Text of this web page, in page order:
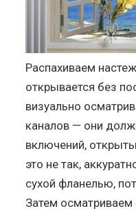
Распахиваем
открывается без
визуально
каналов — они
включений,
это не так,
сухой фланелью,
Затем осматриваем